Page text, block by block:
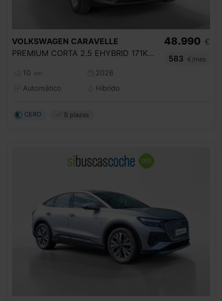
VOLKSWAGEN CARAVELLE
PREMIUM CORTA 2.5 EHYBRID 171KW AUT.
10 km
2026
Automático
Híbrido
48.990 €
583
€/mes
CERO 9 plazas